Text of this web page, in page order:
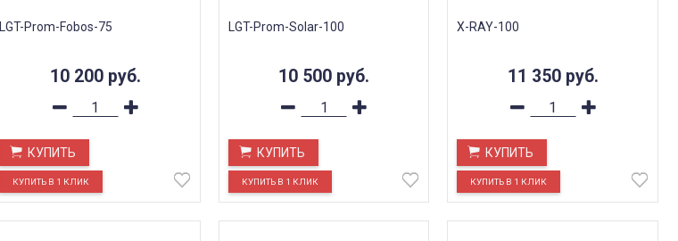
LGT-Prom-Fobos-75
10 200 руб.
КУПИТЬ
LGT-Prom-Solar-100
10 500 руб.
КУПИТЬ
X-RAY-100
11 350 руб.
КУПИТЬ